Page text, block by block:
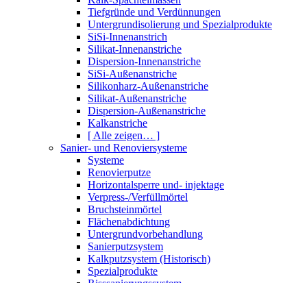
Tiefgründe und Verdünnungen
Untergrundisolierung und Spezialprodukte
SiSi-Innenanstrich
Silikat-Innenanstriche
Dispersion-Innenanstriche
SiSi-Außenanstriche
Silikonharz-Außenanstriche
Silikat-Außenanstriche
Dispersion-Außenanstriche
Kalkanstriche
[ Alle zeigen… ]
Sanier- und Renoviersysteme
Systeme
Renovierputze
Horizontalsperre und- injektage
Verpress-/Verfüllmörtel
Bruchsteinmörtel
Flächenabdichtung
Untergrundvorbehandlung
Sanierputzsystem
Kalkputzsystem (Historisch)
Spezialprodukte